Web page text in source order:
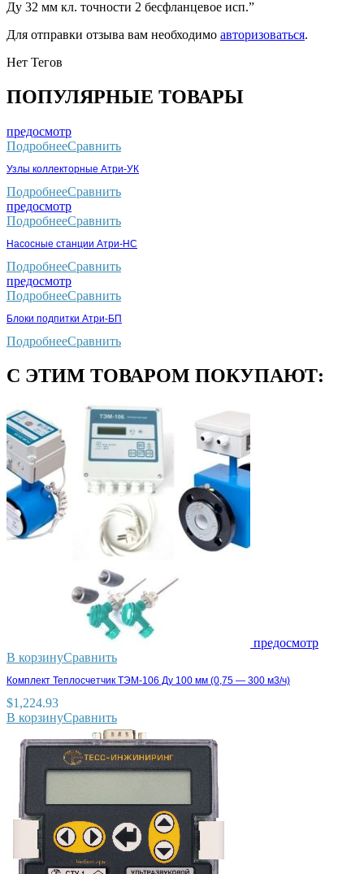
Ду 32 мм кл. точности 2 бесфланцевое исп.”
Для отправки отзыва вам необходимо авторизоваться.
Нет Тегов
ПОПУЛЯРНЫЕ ТОВАРЫ
предосмотр
ПодробнееСравнить
Узлы коллекторные Атри-УК
ПодробнееСравнить
предосмотр
ПодробнееСравнить
Насосные станции Атри-НС
ПодробнееСравнить
предосмотр
ПодробнееСравнить
Блоки подпитки Атри-БП
ПодробнееСравнить
С ЭТИМ ТОВАРОМ ПОКУПАЮТ:
предосмотр
В корзинуСравнить
Комплект Теплосчетчик ТЭМ-106 Ду 100 мм (0,75 — 300 м3/ч)
$1,224.93
В корзинуСравнить